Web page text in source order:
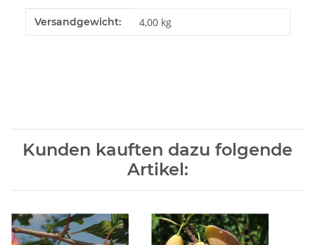
Produkteigenschaft
Wert
Versandgewicht: 4,00 kg
Kunden kauften dazu folgende
Artikel: